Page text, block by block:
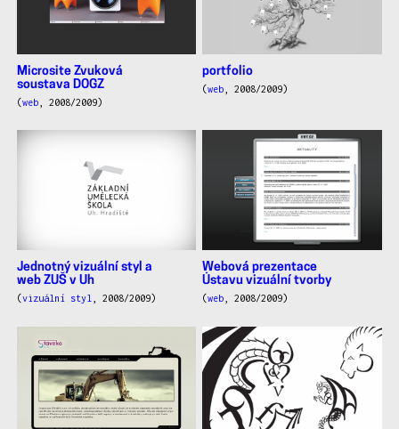
Microsite Zvuková
soustava DOGZ
(web, 2008/2009)
portfolio
(web , 2008/2009)
Jednotný vizuální styl a
web ZUŠ v Uh
(vizuální styl , 2008/2009)
Webová prezentace
Ústavu vizuální tvorby
(web , 2008/2009)